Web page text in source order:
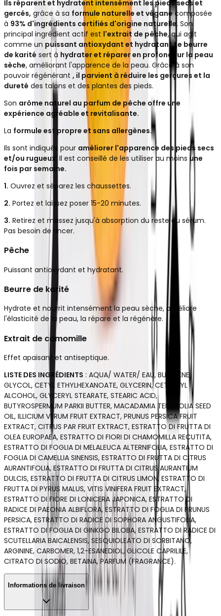
Ils réparent et hydratent intensément les pieds secs et
gercés, grâce à sa formule naturelle et véganecomposée
à 93% d'ingrédients certifiés d'origine naturelle. Son
principal ingrédient actif est l'extrait de pêche, qui agit
comme un puissant antioxydant et hydratant.Le beurre
de karité sert à hydrater et réparer en profondeur la peau
sèche, améliorant l'apparence de la peau. Grâce à son
pouvoir régénérant , il parvient à réduire les gerçures et la
dureté des talons et des plantes des pieds.
Son arôme naturel au parfum de pêche offre une
expérience agréable et revitalisante.
La formule est propre et sans allergènes.
Ils sont indiqués pour améliorer l'apparence des pieds secs
et/ou rugueux . Il est conseillé de les utiliser au moins une
fois par semaine.
1. Ouvrez et séparez les chaussettes.
2. Portez et laissez poser 15-20 minutes.
3. Retirez et massez jusqu'à absorption du reste du sérum.
Pas besoin de rincer.
Pêche
Puissant antioxydant et hydratant.
Beurre de karité
Hydrate et nourrit intensément la peau sèche, améliore
l'élasticité de la peau, la répare et la régénère.
Extrait de camomille
Effet apaisant et antiseptique.
LISTE DES INGRÉDIENTS : AQUA/ WATER/ EAU, BUTYLENE
GLYCOL, CETYL ETHYLHEXANOATE, GLYCERIN, CETEARYL
ALCOHOL, GLYCERYL STEARATE, STEARIC ACID,
BUTYROSPERMUM PARKII BUTTER, MACADAMIA TERNIFOLIA SEED
OIL, ILLICIUM VERUM FRUIT EXTRACT, PRUNUS PERSICA FRUIT
EXTRACT, CITRUS PAR FRUIT EXTRACT, ESTRATTO DI FRUTTA DI
OLEA EUROPAEA, ESTRATTO DI FIORI DI CHAMOMILLA RECUTITA,
ESTRATTO DI FOGLIA DI MELALEUCA ALTERNIFOLIA, ESTRATTO DI
FOGLIA DI CAMELLIA SINENSIS, ESTRATTO DI FRUTTA DI CITRUS
AURANTIFOLIA, ESTRATTO DI FRUTTA DI CITRUS AURANTIUM
DULCIS, ESTRATTO DI FRUTTA DI CITRUS LIMON, ESTRATTO DI
FRUTTA DI PYRUS MALUS, VITIS VINIFERA FRUIT EXTRACT,
ESTRATTO DI FIORE DI LONICERA JAPONICA, ESTRATTO DI
RADICE DI PAEONIA ALBIFLORA, ESTRATTO DI FOGLIA DI PRUNUS
PERSICA, ESTRATTO DI RADICE DI SOPHORA ANGUSTIFOLIA,
ESTRATTO DI FOGLIA DI GINKGO BILOBA, ESTRATTO DI RADICE DI
SCUTELLARIA BAICALENSIS, SESQUIOLEATO DI SORBITANO,
ARGININE, CARBOMER, 1,2-ESANEDIOL, GLICOLE CAPRILILE,
CITRATO DI SODIO, BETAINA, PARFUM (FRAGRANCE).
Informations de livraison